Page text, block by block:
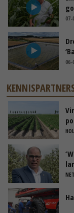
07-
06-